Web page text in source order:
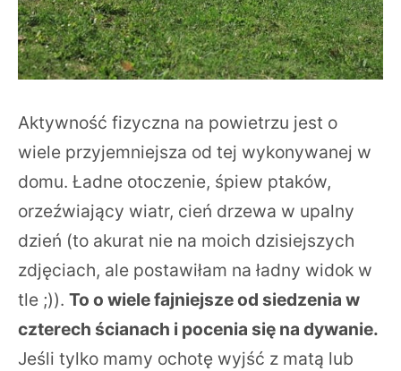
Aktywność fizyczna na powietrzu jest o
wiele przyjemniejsza od tej wykonywanej w
domu. Ładne otoczenie, śpiew ptaków,
orzeźwiający wiatr, cień drzewa w upalny
dzień (to akurat nie na moich dzisiejszych
zdjęciach, ale postawiłam na ładny widok w
tle ;)). To o wiele fajniejsze od siedzenia w
czterech ścianach i pocenia się na dywanie.
Jeśli tylko mamy ochotę wyjść z matą lub